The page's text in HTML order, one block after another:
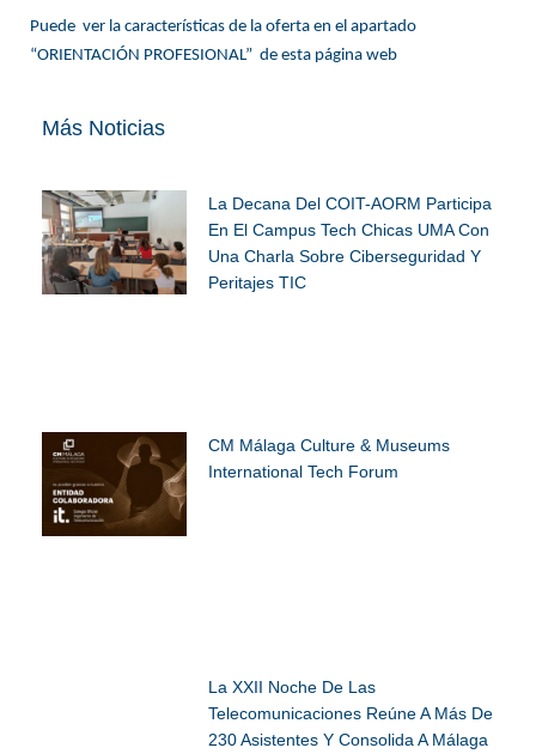
Puede ver la características de la oferta en el apartado
“ORIENTACIÓN PROFESIONAL” de esta página web
Más Noticias
La Decana Del COIT-AORM Participa
En El Campus Tech Chicas UMA Con
Una Charla Sobre Ciberseguridad Y
Peritajes TIC
CM Málaga Culture & Museums
International Tech Forum
La XXII Noche De Las
Telecomunicaciones Reúne A Más De
230 Asistentes Y Consolida A Málaga